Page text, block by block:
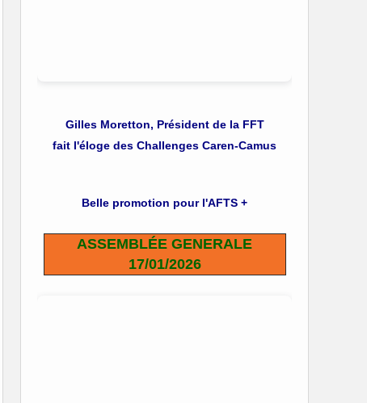
Gilles Moretton, Président de la FFT
fait l'éloge des Challenges Caren-Camus
Belle promotion pour l'AFTS +
ASSEMBLÉE GENERALE
17/01/2026